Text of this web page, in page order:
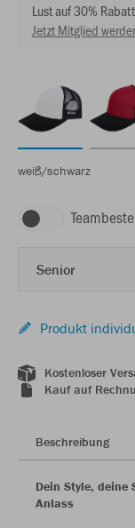
Lust auf 30%
Jetzt Mitglied
weiß/schwarz
Senior
Produkt
Kostenloser
Kauf auf
Beschreibung
Dein Style, deine
Anlass